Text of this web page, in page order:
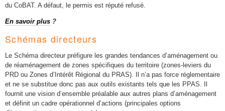
du CoBAT. A défaut, le permis est réputé refusé.
En savoir plus ?
Schémas directeurs
Le Schéma directeur préfigure les grandes tendances d’aménagement ou
de réaménagement de zones spécifiques du territoire (zones-leviers du
PRD ou Zones d’Intérêt Régional du PRAS). Il n’a pas force réglementaire
et ne se substitue donc pas aux outils existants tels que les PPAS. Il
fournit une vision d’ensemble préalable aux autres plans d’aménagement
et définit un cadre opérationnel d’actions (principales options